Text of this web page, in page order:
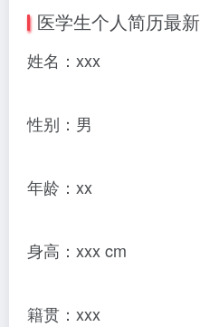
医学生个人简历最
姓名：xxx
性别：男
年龄：xx
身高：xxx cm
籍贯：xxx